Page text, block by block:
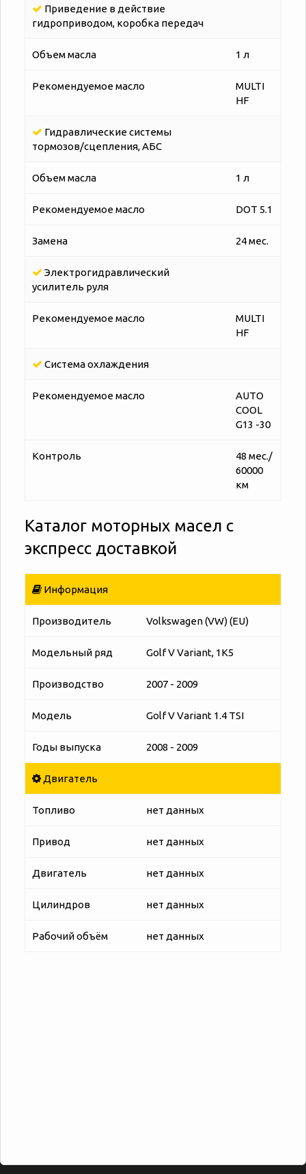
Приведение в действие
гидроприводом, коробка передач
Объем масла 1 л
Рекомендуемое масло
MULTI
HF
Гидравлические системы
тормозов/сцепления, АБС
Объем масла 1 л
Рекомендуемое масло DOT 5.1
Замена 24 мес.
Электрогидравлический
усилитель руля
Рекомендуемое масло
MULTI
HF
Система охлаждения
Рекомендуемое масло
AUTO
COOL
G13 -30
Контроль
48 мес./
60000
км
Каталог моторных масел с
экспресс доставкой
Информация
Производитель Volkswagen (VW) (EU)
Модельный ряд Golf V Variant, 1K5
Производство 2007 - 2009
Модель Golf V Variant 1.4 TSI
Годы выпуска 2008 - 2009
Двигатель
Топливо нет данных
Привод нет данных
Двигатель нет данных
Цилиндров нет данных
Рабочий объём нет данных